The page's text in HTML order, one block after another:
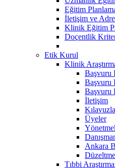
Eğitim
İletişim ve
Klinik Eğitim
Doçentlik
Etik Kurul
Klinik
Başvuru
Başvuru
Başvuru
İletişim
Üyeler
Ankara
Tıbbi